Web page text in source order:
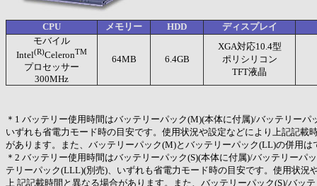
CPU メモリー HDD
ディスプレイ
モバイル
Intel(R)CeleronTM
プロセッサー
300MHz
64MB 6.4GB
XGA対応10.4型
ポリシリコン
TFT液晶
＊1 バッテリー使用時間はバッテリーパック(M)(本体に付属)/バッテリーパ
いずれも省電力モード時の目安です。使用状況や設定などにより上記記載
があります。また、バッテリーパック(M)とバッテリーパック(LL)の併用は
＊2 バッテリー使用時間はバッテリーパック(S)(本体に付属)/バッテリーパ
テリーパック(LLL)(別売)、いずれも省電力モード時の目安です。使用状況
上 記記載時間と異なる場合があります。また、バッテリーパック(S)/バッ